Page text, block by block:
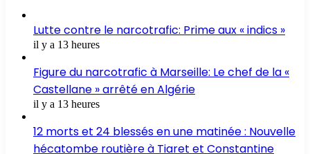
Lutte contre le narcotrafic: Prime aux « indics »
il y a 13 heures
Figure du narcotrafic à Marseille: Le chef de la «
Castellane » arrêté en Algérie
il y a 13 heures
12 morts et 24 blessés en une matinée : Nouvelle
hécatombe routière à Tiaret et Constantine